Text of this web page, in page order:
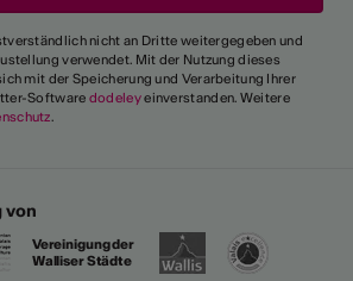
nicht an Dritte weitergegeben und
verwendet. Mit der Nutzung dieses
mit der Speicherung und Verarbeitung Ihrer
Software dodeleyeinverstanden. Weitere
.
von
Vereinigung der
Walliser Städte